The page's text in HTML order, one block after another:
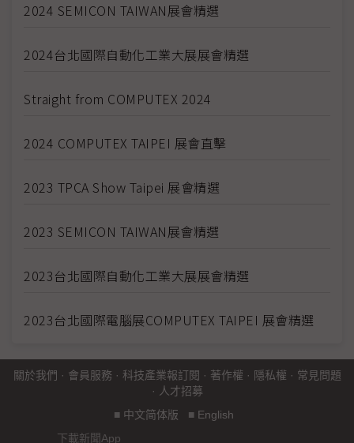
2024 SEMICON TAIWAN展會精選
2024台北國際自動化工業大展展會精選
Straight from COMPUTEX 2024
2024 COMPUTEX TAIPEI 展會直擊
2023 TPCA Show Taipei 展會精選
2023 SEMICON TAIWAN展會精選
2023台北國際自動化工業大展展會精選
2023台北國際電腦展COMPUTEX TAIPEI 展會精選
關於我們 · 會員服務 · 科技產業報訂閱 · 著作權 · 隱私權 · 常見問題
· 人才招募
■ 中文简体版 ■ English
下載新聞App